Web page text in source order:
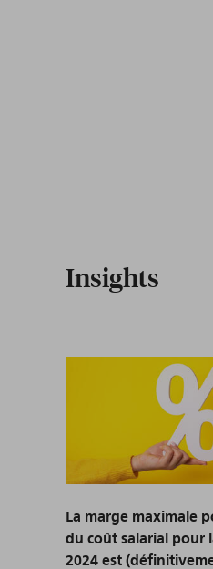
Insights
La marge maximale
du coût salarial pour
2024 est